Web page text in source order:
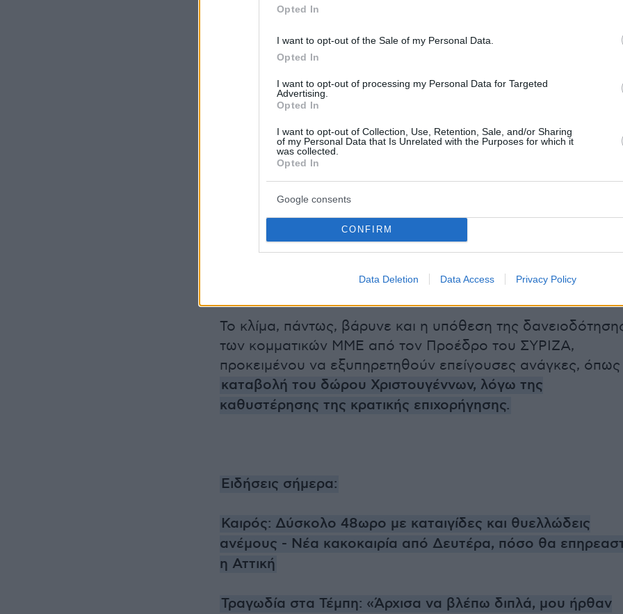
Opted In
I want to opt-out of the Sale of my Personal Data.
Opted In
I want to opt-out of processing my Personal Data for Targeted
Advertising.
Opted In
I want to opt-out of Collection, Use, Retention, Sale, and/or Sharing
of my Personal Data that Is Unrelated with the Purposes for which it
was collected.
Opted In
Google consents
CONFIRM
Data Deletion Data Access Privacy Policy
Κασσελάκης φέρεται να επιθυμεί να προχωρήσει άμεσα σε
διαρθρωτικές αλλαγές, εντός του κόμματος. Για το λόγο
αυτό, στον κ. Γεωργόπουλο ανακοινώθηκε σήμερα η
το τελευταίο διάστημα οι σχέσεις τους είχαν επιδεινωθεί.
Το κλίμα, πάντως, βάρυνε και η υπόθεση της
των κομματικών ΜΜΕ από τον Προέδρο του ΣΥΡΙΖΑ,
προκειμένου να εξυπηρετηθούν επείγουσες ανάγκες,
καταβολή του δώρου Χριστουγέννων, λόγω της
καθυστέρησης της κρατικής επιχορήγησης.
Ειδήσεις σήμερα:
Καιρός: Δύσκολο 48ωρο με καταιγίδες και θυελλώδεις
ανέμους - Νέα κακοκαιρία από Δευτέρα, πόσο θα
η Αττική
Τραγωδία στα Τέμπη: «Άρχισα να βλέπω διπλά, μου ήρθαν